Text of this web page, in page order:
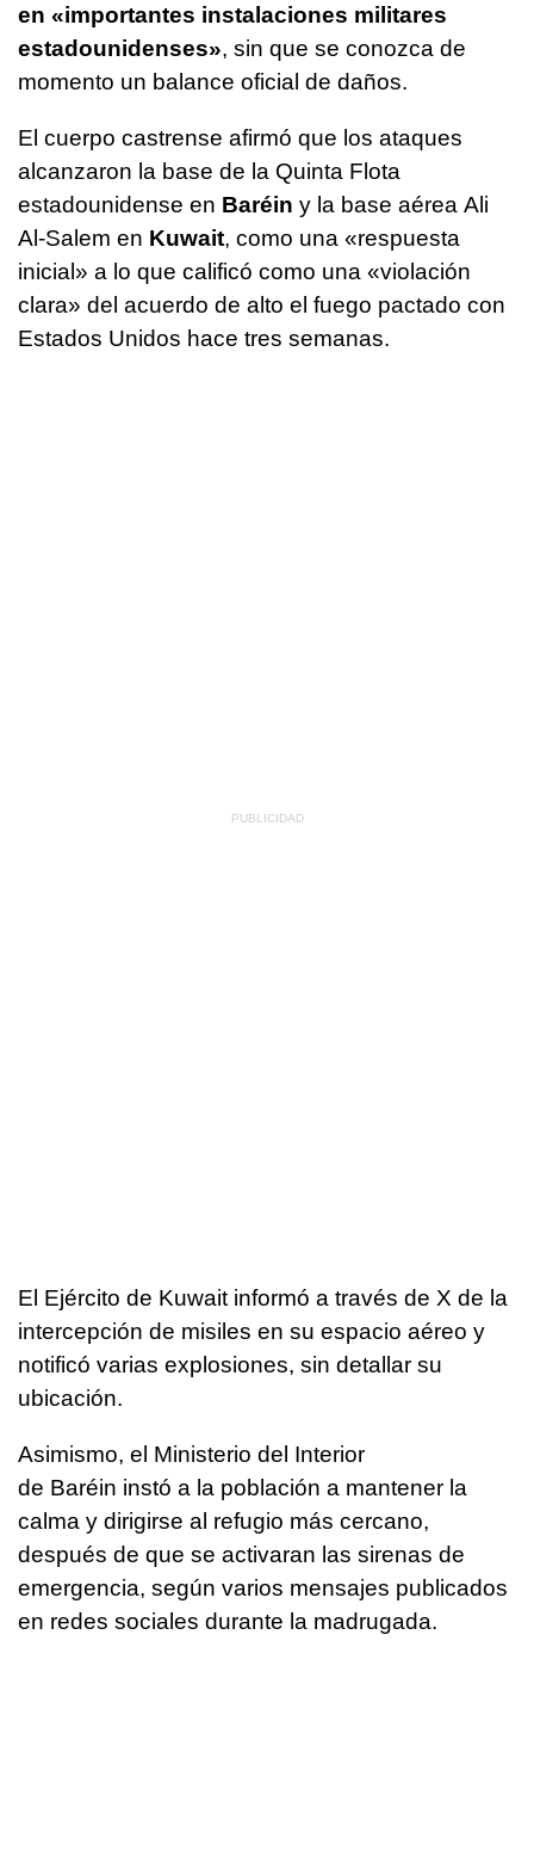
en «importantes instalaciones militares
estadounidenses», sin que se conozca de
momento un balance oficial de daños.
El cuerpo castrense afirmó que los ataques
alcanzaron la base de la Quinta Flota
estadounidense en Baréin y la base aérea Ali
Al-Salem en Kuwait, como una «respuesta
inicial» a lo que calificó como una «violación
clara» del acuerdo de alto el fuego pactado con
Estados Unidos hace tres semanas.
El Ejército de Kuwait informó a través de X de la
intercepción de misiles en su espacio aéreo y
notificó varias explosiones, sin detallar su
ubicación.
Asimismo, el Ministerio del Interior
de Baréin instó a la población a mantener la
calma y dirigirse al refugio más cercano,
después de que se activaran las sirenas de
emergencia, según varios mensajes publicados
en redes sociales durante la madrugada.